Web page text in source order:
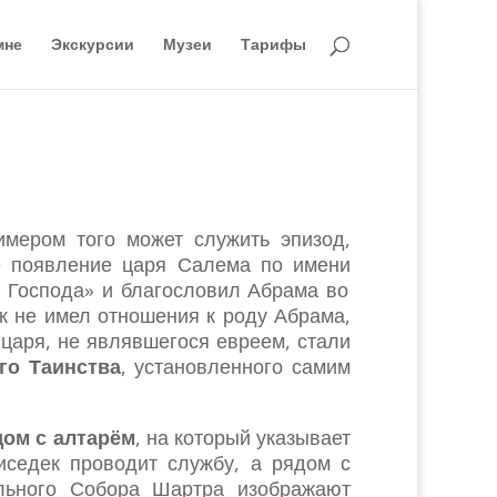
Экскурсии Музеи Тарифы
того может служить эпизод,
появление царя Салема по имени
и благословил Абрама во
не имел отношения к роду Абрама,
не являвшегося евреем, стали
Таинства, установленного самим
с алтарём, на который указывает
проводит службу, а рядом с
Собора Шартра изображают